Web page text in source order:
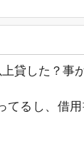
貸した？事
てるし、借